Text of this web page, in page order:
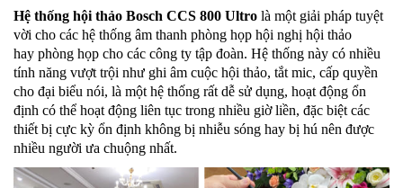
Hệ thống hội thảo Bosch CCS 800 Ultro là một giải pháp tuyệt
vời cho các hệ thống âm thanh phòng họp hội nghị hội thảo
hay phòng họp cho các công ty tập đoàn. Hệ thống này có nhiều
tính năng vượt trội như ghi âm cuộc hội thảo, tắt mic, cấp quyền
cho đại biểu nói, là một hệ thống rất dễ sử dụng, hoạt động ổn
định có thể hoạt động liên tục trong nhiều giờ liền, đặc biệt các
thiết bị cực kỳ ổn định không bị nhiễu sóng hay bị hú nên được
nhiều người ưa chuộng nhất.